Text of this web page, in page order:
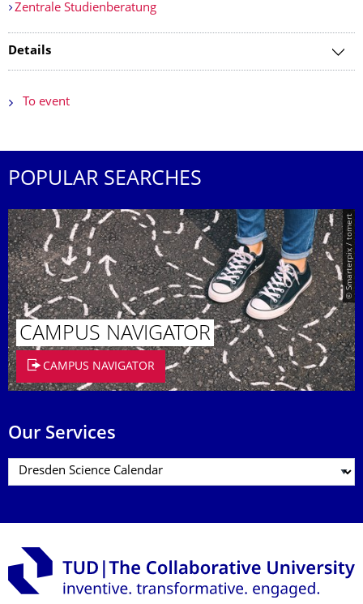
Zentrale Studienberatung
Details
To event
POPULAR SEARCHES
© Smarterpix / tomert
CAMPUS NAVIGATOR
CAMPUS NAVIGATOR
Our Services